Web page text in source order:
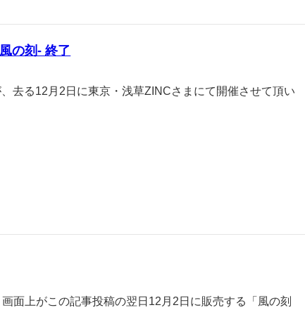
の刻- 終了
去る12月2日に東京・浅草ZINCさまにて開催させて頂い
面上がこの記事投稿の翌日12月2日に販売する「風の刻